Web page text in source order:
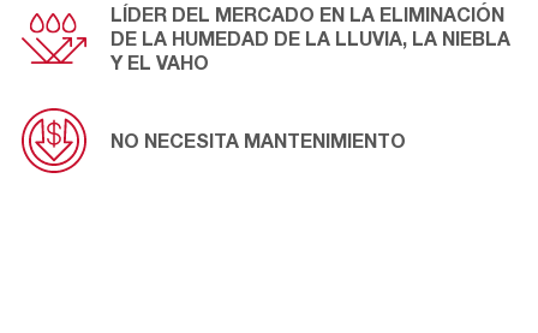
LÍDER DEL MERCADO EN LA ELIMINACIÓN
DE LA HUMEDAD DE LA LLUVIA, LA NIEBLA
Y EL VAHO
NO NECESITA MANTENIMIENTO